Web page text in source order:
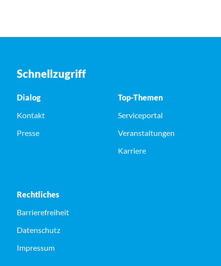
Schnellzugriff
Dialog
Kontakt
Presse
Top-Themen
Serviceportal
Veranstaltungen
Karriere
Rechtliches
Barrierefreiheit
Datenschutz
Impressum